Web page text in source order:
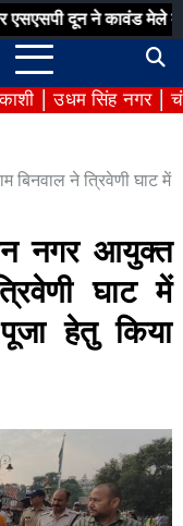
ने कावंड मेले में पुलिस
उधम सिंह नगर
बिनवाल ने त्रिवेणी घाट में
नगर आयुक्त
घाट में
हेतु किया